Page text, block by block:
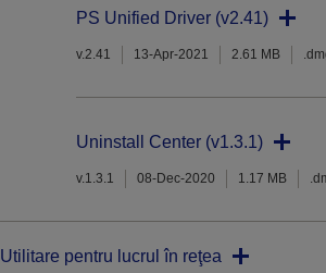
PS Unified Driver (v2.41)
v.2.41 13-Apr-2021 2.61 MB
Uninstall Center (v1.3.1)
v.1.3.1 08-Dec-2020 1.17 MB
Utilitare pentru lucrul în reţea